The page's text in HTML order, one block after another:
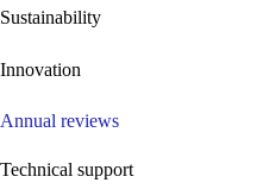
Sustainability
Innovation
Annual reviews
Technical support